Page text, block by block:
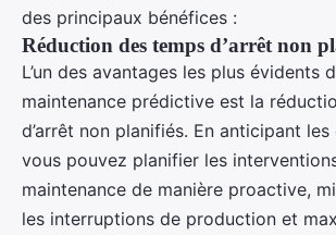
des principaux bénéfices :
Réduction des temps d’arrêt non
L’un des avantages les plus évidents
maintenance prédictive est la
d’arrêt non planifiés. En anticipant les
vous pouvez planifier les
maintenance de manière proactive,
les interruptions de production et